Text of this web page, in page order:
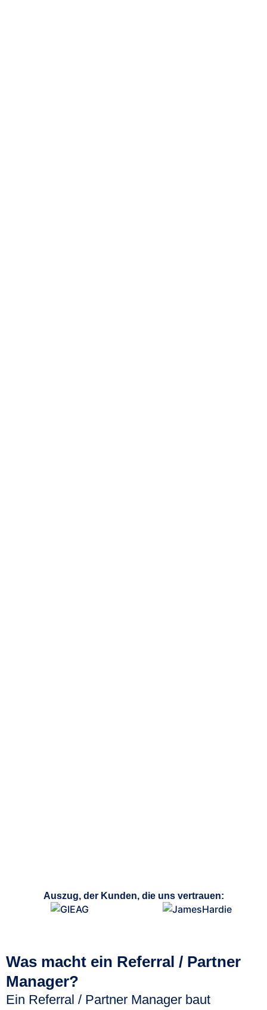
Auszug, der Kunden, die uns vertrauen:
Was macht ein Referral / Partner
Manager?
Ein Referral / Partner Manager baut